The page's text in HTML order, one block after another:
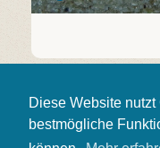
Diese Website
bestmögliche